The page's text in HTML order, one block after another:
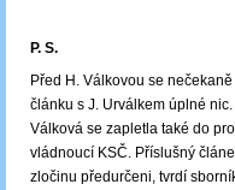
P. S.
Před H. Válkovou se
článku s J. Urválkem úplné nic.
Válková se zapletla také do
vládnoucí KSČ. Příslušný
zločinu předurčeni, tvrdí